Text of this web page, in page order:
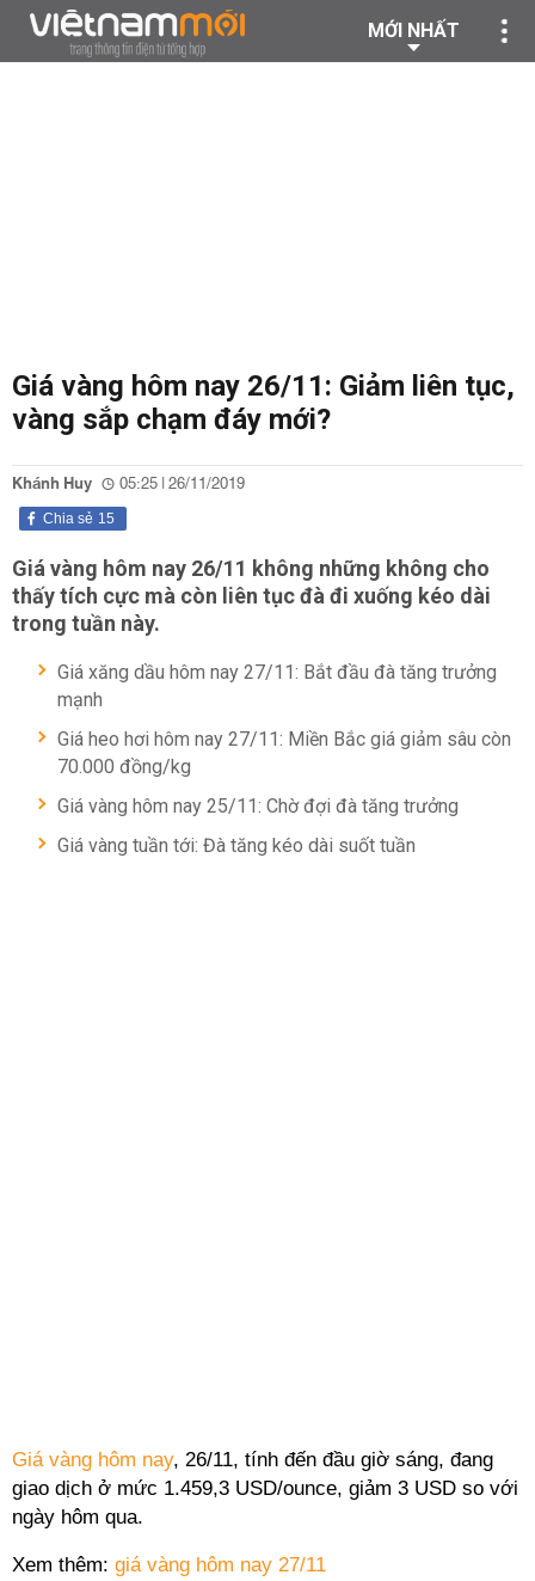
MỚI NHẤT
Giá vàng hôm nay 26/11: Giảm liên tục,
vàng sắp chạm đáy mới?
Khánh Huy 05:25 | 26/11/2019
15
Chia sẻ
Giá vàng hôm nay 26/11 không những không cho
thấy tích cực mà còn liên tục đà đi xuống kéo dài
trong tuần này.
Giá xăng dầu hôm nay 27/11: Bắt đầu đà tăng trưởng
mạnh
Giá heo hơi hôm nay 27/11: Miền Bắc giá giảm sâu còn
70.000 đồng/kg
Giá vàng hôm nay 25/11: Chờ đợi đà tăng trưởng
Giá vàng tuần tới: Đà tăng kéo dài suốt tuần
Giá vàng hôm nay, 26/11, tính đến đầu giờ sáng, đang
giao dịch ở mức 1.459,3 USD/ounce, giảm 3 USD so với
ngày hôm qua.
Xem thêm: giá vàng hôm nay 27/11